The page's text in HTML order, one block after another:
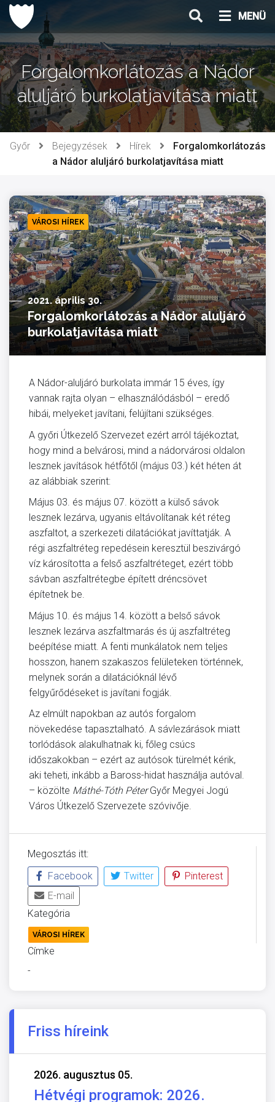
Ugrás
tartalomhoz
MENÜ
Forgalomkorlátozás a Nádor
aluljáró burkolatjavítása miatt
Győr Bejegyzések Hírek
Forgalomkorlátozás
a Nádor aluljáró burkolatjavítása miatt
VÁROSI HÍREK
2021. április 30.
Forgalomkorlátozás a Nádor aluljáró
burkolatjavítása miatt
A Nádor-aluljáró burkolata immár 15 éves, így
vannak rajta olyan – elhasználódásból – eredő
hibái, melyeket javítani, felújítani szükséges.
A győri Útkezelő Szervezet ezért arról tájékoztat,
hogy mind a belvárosi, mind a nádorvárosi oldalon
lesznek javítások hétfőtől (május 03.) két héten át
az alábbiak szerint:
Május 03. és május 07. között a külső sávok
lesznek lezárva, ugyanis eltávolítanak két réteg
aszfaltot, a szerkezeti dilatációkat javíttatják. A
régi aszfaltréteg repedésein keresztül beszivárgó
víz károsította a felső aszfaltréteget, ezért több
sávban aszfaltrétegbe épített dréncsövet
építetnek be.
Május 10. és május 14. között a belső sávok
lesznek lezárva aszfaltmarás és új aszfaltréteg
beépítése miatt. A fenti munkálatok nem teljes
hosszon, hanem szakaszos felületeken történnek,
melynek során a dilatációknál lévő
felgyűrődéseket is javítani fogják.
Az elmúlt napokban az autós forgalom
növekedése tapasztalható. A sávlezárások miatt
torlódások alakulhatnak ki, főleg csúcs
időszakokban – ezért az autósok türelmét kérik,
aki teheti, inkább a Baross-hidat használja autóval.
– közölte Máthé-Tóth PéterGyőr Megyei Jogú
Város Útkezelő Szervezete szóvivője.
Megosztás itt:
Facebook
Twitter
Pinterest
E-mail
Kategória
VÁROSI HÍREK
Címke
-
Friss híreink
2026. augusztus 05.
Hétvégi programok: 2026.